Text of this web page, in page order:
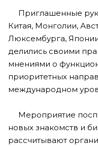
Приглашенные
Китая, Монголии,
Люксембурга,
делились своими
мнениями о
приоритетных
международном
Мероприятие
новых знакомств и
рассчитывают